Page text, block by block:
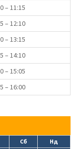
– 11:15
– 12:10
– 13:15
– 14:10
– 15:05
– 16:00
Сб
Нд